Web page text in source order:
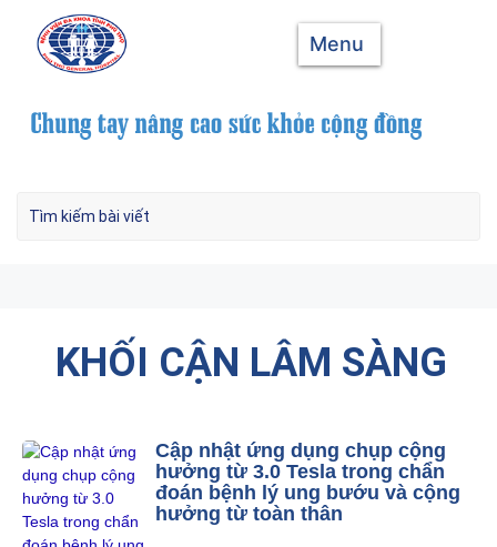
Menu
KHỐI CẬN LÂM SÀNG
Cập nhật ứng dụng chụp cộng
hưởng từ 3.0 Tesla trong chẩn
đoán bệnh lý ung bướu và cộng
hưởng từ toàn thân